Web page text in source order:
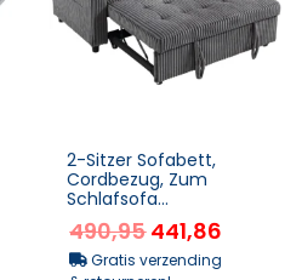
2-Sitzer Sofabett,
Cordbezug, Zum
Schlafsofa
Umwandelbar, 2 Kissen,
Seitentaschen, 157 X
190 Cm, Dun...
490,95441,86
Gratis verzending